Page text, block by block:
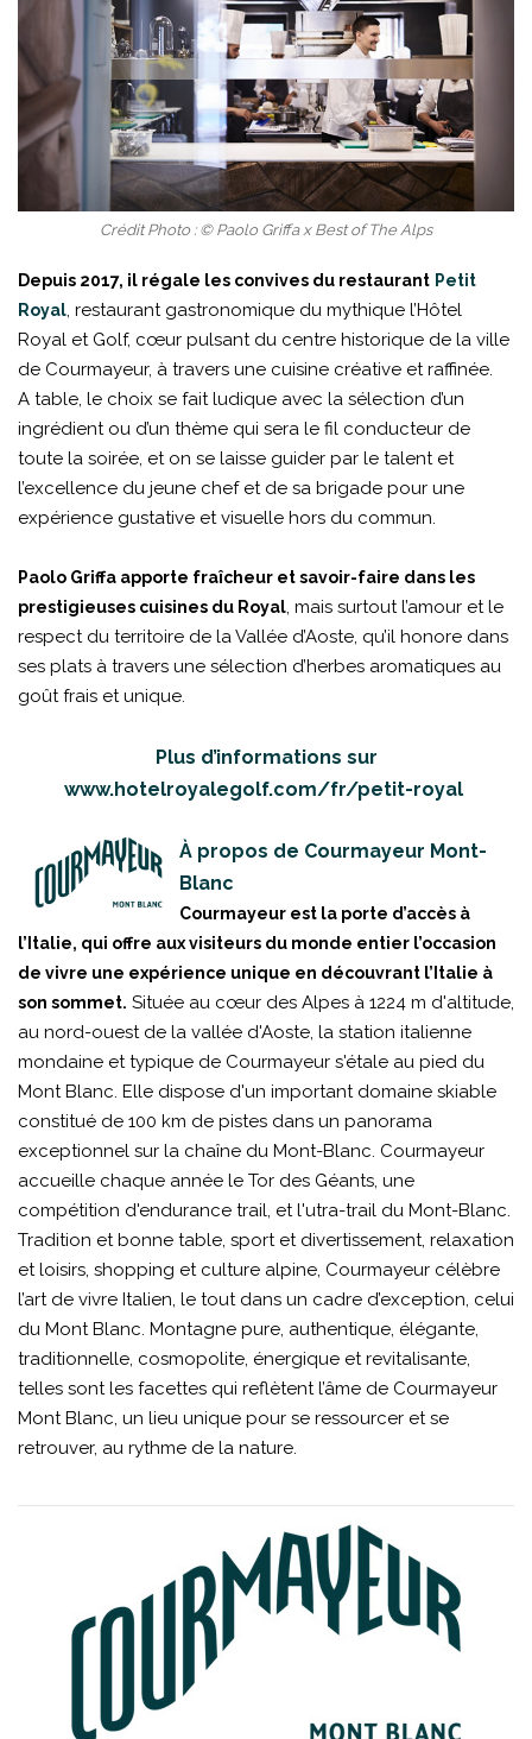
Crédit Photo : © Paolo Griffa x Best of The Alps
Depuis 2017, il régale les convives du restaurant Petit
Royal, restaurant gastronomique du mythique l’Hôtel
Royal et Golf, cœur pulsant du centre historique de la ville
de Courmayeur, à travers une cuisine créative et raffinée.
A table, le choix se fait ludique avec la sélection d’un
ingrédient ou d’un thème qui sera le fil conducteur de
toute la soirée, et on se laisse guider par le talent et
l’excellence du jeune chef et de sa brigade pour une
expérience gustative et visuelle hors du commun.
Paolo Griffa apporte fraîcheur et savoir-faire dans les
prestigieuses cuisines du Royal, mais surtout l’amour et le
respect du territoire de la Vallée d’Aoste, qu’il honore dans
ses plats à travers une sélection d’herbes aromatiques au
goût frais et unique.
Plus d’informations sur
www.hotelroyalegolf.com/fr/petit-royal
À propos de Courmayeur Mont-
Blanc
Courmayeur est la porte d’accès à
l’Italie, qui offre aux visiteurs du monde entier l’occasion
de vivre une expérience unique en découvrant l’Italie à
son sommet. Située au cœur des Alpes à 1224 m d'altitude,
au nord-ouest de la vallée d'Aoste, la station italienne
mondaine et typique de Courmayeur s'étale au pied du
Mont Blanc. Elle dispose d'un important domaine skiable
constitué de 100 km de pistes dans un panorama
exceptionnel sur la chaîne du Mont-Blanc. Courmayeur
accueille chaque année le Tor des Géants, une
compétition d'endurance trail, et l'utra-trail du Mont-Blanc.
Tradition et bonne table, sport et divertissement, relaxation
et loisirs, shopping et culture alpine, Courmayeur célèbre
l’art de vivre Italien, le tout dans un cadre d’exception, celui
du Mont Blanc. Montagne pure, authentique, élégante,
traditionnelle, cosmopolite, énergique et revitalisante,
telles sont les facettes qui reflètent l’âme de Courmayeur
Mont Blanc, un lieu unique pour se ressourcer et se
retrouver, au rythme de la nature.